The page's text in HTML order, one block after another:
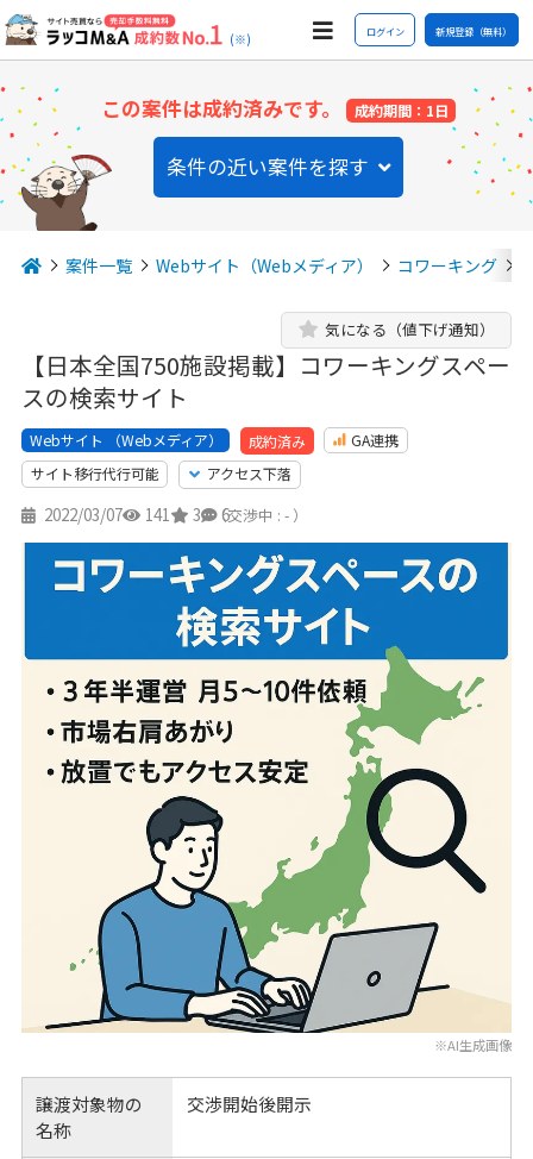
(※) ログイン 新規登録（無料）
この案件は成約済みです。 成約期間：1日
条件の近い案件を探す
案件一覧 Webサイト（Webメディア） コワーキング
【日本全国750施設掲載】コワーキングスペー
スの検索サイト
気になる（値下げ通知）
Webサイト （Webメディア） 成約済み
GA連携
サイト移行代行可能
アクセス下落
2022/03/07 141 3 6
（交渉中 : - ）
※AI生成画像
譲渡対象物の
名称
交渉開始後開示